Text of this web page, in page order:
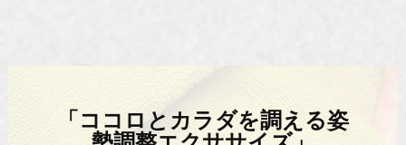
「ココロとカラダを調える姿